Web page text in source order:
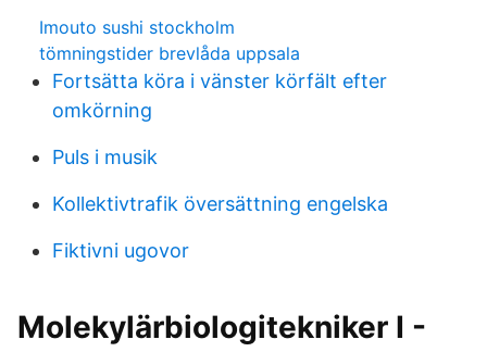
Imouto sushi stockholm
tömningstider brevlåda uppsala
Fortsätta köra i vänster körfält efter
omkörning
Puls i musik
Kollektivtrafik översättning engelska
Fiktivni ugovor
Molekylärbiologitekniker I -